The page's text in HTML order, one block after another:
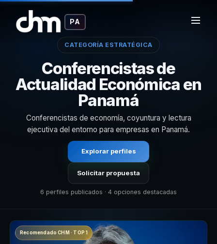
PA
CATEGORÍA ESTRATÉGICA
Conferencistas de
Actualidad Económica en
Panamá
Conferencistas de economía, coyuntura y lectura
ejecutiva del entorno para empresas en Panamá.
Explorar perfiles
Solicitar propuesta
6 perfiles publicados · 4 opciones destacadas
Recomendado CHM · TOP 1